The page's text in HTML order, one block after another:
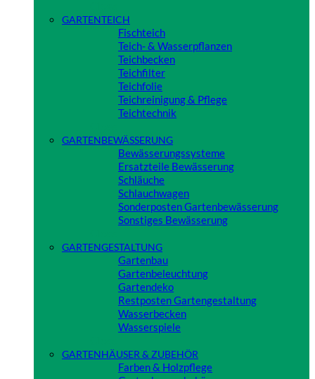
GARTENTEICH
Fischteich
Teich- & Wasserpflanzen
Teichbecken
Teichfilter
Teichfolie
Teichreinigung & Pflege
Teichtechnik
GARTENBEWÄSSERUNG
Bewässerungssysteme
Ersatzteile Bewässerung
Schläuche
Schlauchwagen
Sonderposten Gartenbewässerung
Sonstiges Bewässerung
GARTENGESTALTUNG
Gartenbau
Gartenbeleuchtung
Gartendeko
Restposten Gartengestaltung
Wasserbecken
Wasserspiele
GARTENHÄUSER & ZUBEHÖR
Farben & Holzpflege